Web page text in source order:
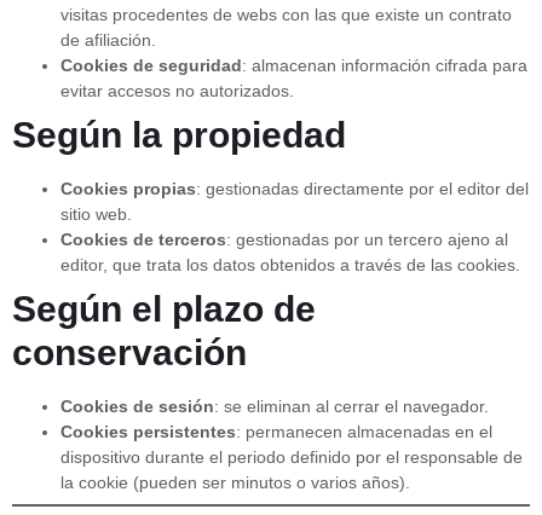
visitas procedentes de webs con las que existe un contrato
de afiliación.
Cookies de seguridad: almacenan información cifrada para
evitar accesos no autorizados.
Según la propiedad
Cookies propias: gestionadas directamente por el editor del
sitio web.
Cookies de terceros: gestionadas por un tercero ajeno al
editor, que trata los datos obtenidos a través de las cookies.
Según el plazo de
conservación
Cookies de sesión: se eliminan al cerrar el navegador.
Cookies persistentes: permanecen almacenadas en el
dispositivo durante el periodo definido por el responsable de
la cookie (pueden ser minutos o varios años).